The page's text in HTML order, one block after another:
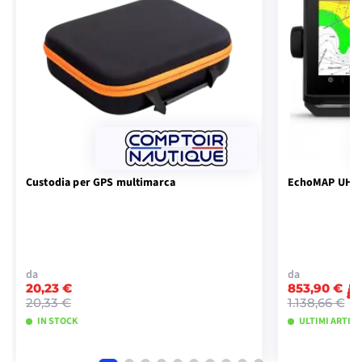
Custodia per GPS multimarca
da
20,23 €
20,33 €
IN STOCK
EchoMAP
da
853,90 €
1.138,66 €
ULTIMI